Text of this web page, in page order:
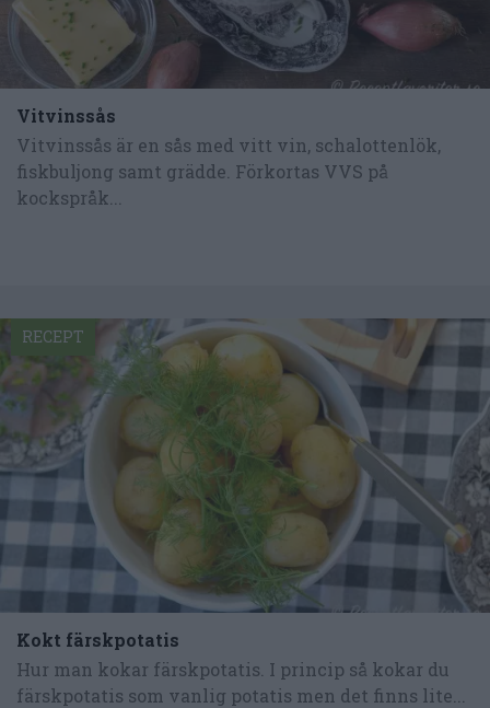
Vitvinssås
Vitvinssås är en sås med vitt vin, schalottenlök,
fiskbuljong samt grädde. Förkortas VVS på
kockspråk...
Kokt färskpotatis
Hur man kokar färskpotatis. I princip så kokar du
färskpotatis som vanlig potatis men det finns lite...
RECEPT